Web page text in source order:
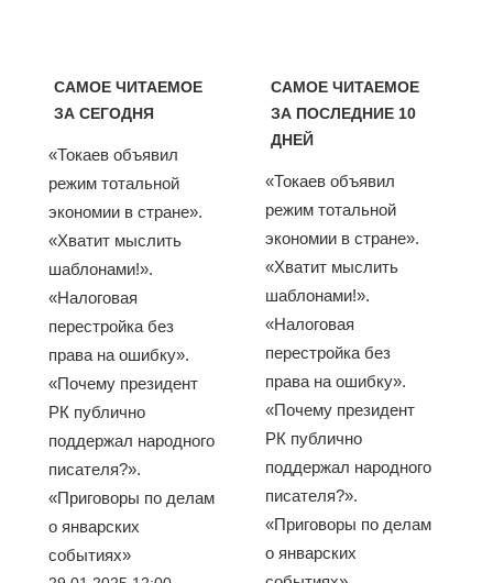
САМОЕ ЧИТАЕМОЕ
ЗА СЕГОДНЯ
«Токаев объявил
режим тотальной
экономии в стране».
«Хватит мыслить
шаблонами!».
«Налоговая
перестройка без
права на ошибку».
«Почему президент
РК публично
поддержал народного
писателя?».
«Приговоры по делам
о январских
событиях»
САМОЕ ЧИТАЕМОЕ
ЗА ПОСЛЕДНИЕ 10
ДНЕЙ
«Токаев объявил
режим тотальной
экономии в стране».
«Хватит мыслить
шаблонами!».
«Налоговая
перестройка без
права на ошибку».
«Почему президент
РК публично
поддержал народного
писателя?».
«Приговоры по делам
о январских